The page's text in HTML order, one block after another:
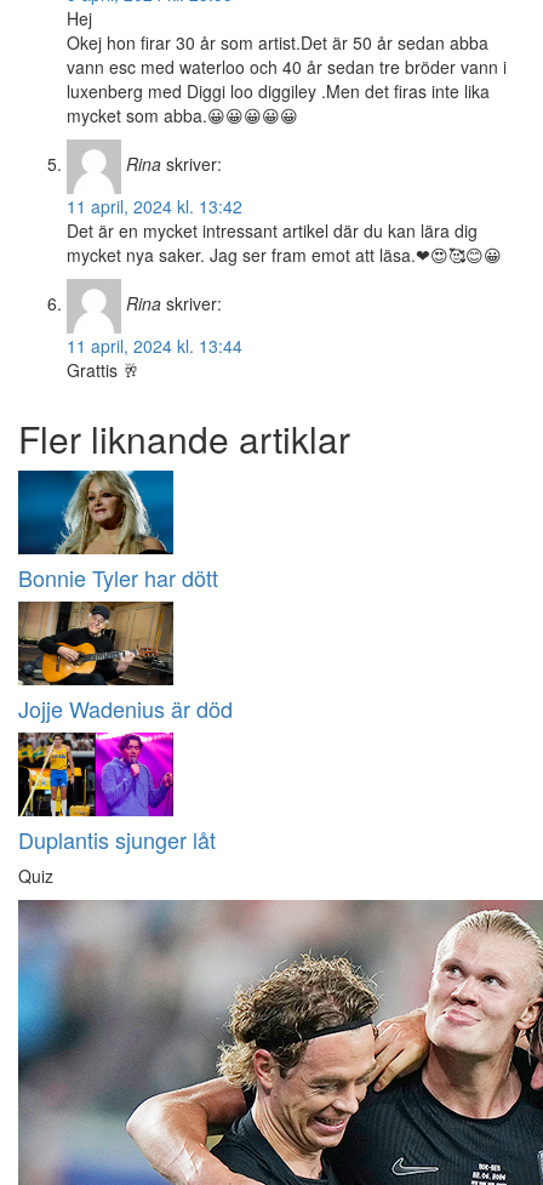
Hej
Okej hon firar 30 år som artist.Det är 50 år sedan abba
vann esc med waterloo och 40 år sedan tre bröder vann i
luxenberg med Diggi loo diggiley .Men det firas inte lika
mycket som abba.😀😀😀😀😀
Rina skriver:
11 april, 2024 kl. 13:42
Det är en mycket intressant artikel där du kan lära dig
mycket nya saker. Jag ser fram emot att läsa.❤😍🥰😊😀
Rina skriver:
11 april, 2024 kl. 13:44
Grattis 🥂
Fler liknande artiklar
Bonnie Tyler har dött
Jojje Wadenius är död
Duplantis sjunger låt
Quiz